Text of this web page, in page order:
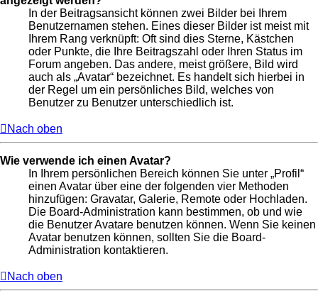
In der Beitragsansicht können zwei Bilder bei Ihrem
Benutzernamen stehen. Eines dieser Bilder ist meist mit
Ihrem Rang verknüpft: Oft sind dies Sterne, Kästchen
oder Punkte, die Ihre Beitragszahl oder Ihren Status im
Forum angeben. Das andere, meist größere, Bild wird
auch als „Avatar“ bezeichnet. Es handelt sich hierbei in
der Regel um ein persönliches Bild, welches von
Benutzer zu Benutzer unterschiedlich ist.
Nach oben
Wie verwende ich einen Avatar?
In Ihrem persönlichen Bereich können Sie unter „Profil“
einen Avatar über eine der folgenden vier Methoden
hinzufügen: Gravatar, Galerie, Remote oder Hochladen.
Die Board-Administration kann bestimmen, ob und wie
die Benutzer Avatare benutzen können. Wenn Sie keinen
Avatar benutzen können, sollten Sie die Board-
Administration kontaktieren.
Nach oben